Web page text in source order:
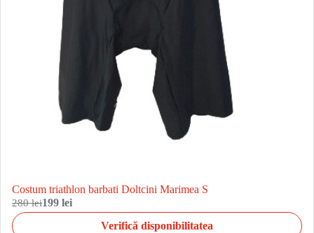
Costum triathlon barbati Doltcini Marimea S
280 lei199 lei
Verifică disponibilitatea